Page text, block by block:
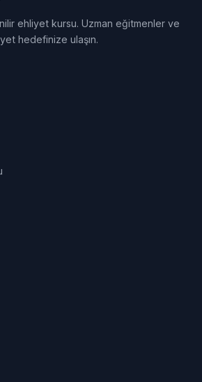
ehliyet kursu. Uzman eğitmenler ve
hedefinize ulaşın.